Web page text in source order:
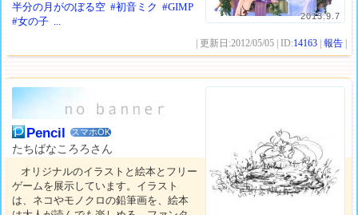
2013.9.7
半分の月がのぼる空 #初音ミク #GIMP
#女の子 ...
| 更新日:2012/05/05 | ID:14163 |報告
Pencil スマホOK
たちばなころろさん
オリジナルのイラストと絵本とフリー
ゲームを展示しています。イラスト
は、ネコやモノクロの鉛筆画を、絵本